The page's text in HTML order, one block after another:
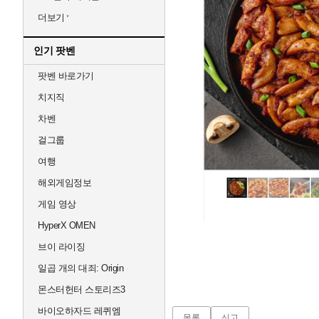
더보기
인기 팟벤
팟벤 바로가기
치지직
차벤
걸그룹
여행
해외게임정보
게임 영상
HyperX OMEN
브이 라이징
일곱 개의 대죄: Origin
몬스터헌터 스토리즈3
바이오하자드 레퀴엠